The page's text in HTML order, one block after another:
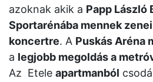
azoknak akik a Papp László
Sportarénába mennek
koncertre. A Puskás Aréna
a legjobb megoldás a
Az Etele apartmanból